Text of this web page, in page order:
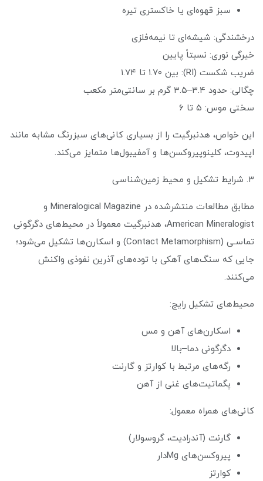
سبز قهوه‌ای یا خاکستری تیره
درخشندگی: شیشه‌ای تا نیمه‌فلزی
خیرگی نوری: نسبتاً پایین
ضریب شکست (RI): بین ۱.۷۰ تا ۱.۷۴
چگالی: حدود ۳.۴–۳.۵ گرم بر سانتی‌متر مکعب
سختی موس: ۵ تا ۶
این خواص، هدنبرگیت را از بسیاری کانی‌های سبزرنگ مشابه مانند
اپیدوت، کلینوپیروکسن‌ها و آمفیبول‌ها متمایز می‌کند.
۳. شرایط تشکیل و محیط زمین‌شناسی
مطابق مطالعات منتشرشده در Mineralogical Magazine و
American Mineralogist، هدنبرگیت معمولاً در محیط‌های دگرگونی
تماسـی (Contact Metamorphism) و اسکارن‌ها تشکیل می‌شود؛
جایی که سنگ‌های آهکی با توده‌های آذرین نفوذی واکنش
می‌کنند.
محیط‌های تشکیل رایج:
اسکارن‌های آهن و مس
دگرگونی دما–بالا
رگه‌های مرتبط با کوارتز و گارنت
پگماتیت‌های غنی از آهن
کانی‌های همراه معمول:
گارنت (آندرادیت، گروسولار)
پیروکسن‌های Mg‌دار
کوارتز